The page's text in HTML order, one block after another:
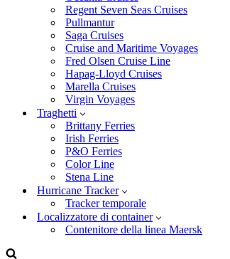
Regent Seven Seas Cruises
Pullmantur
Saga Cruises
Cruise and Maritime Voyages
Fred Olsen Cruise Line
Hapag-Lloyd Cruises
Marella Cruises
Virgin Voyages
Traghetti
Brittany Ferries
Irish Ferries
P&O Ferries
Color Line
Stena Line
Hurricane Tracker
Tracker temporale
Localizzatore di container
Contenitore della linea Maersk